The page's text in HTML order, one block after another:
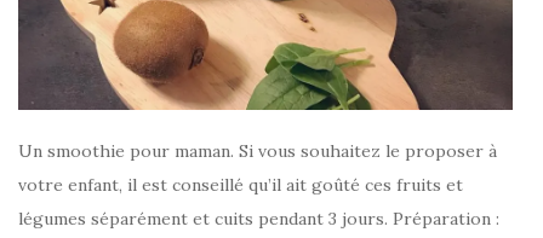
Un smoothie pour maman. Si vous souhaitez le proposer à
votre enfant, il est conseillé qu’il ait goûté ces fruits et
légumes séparément et cuits pendant 3 jours. Préparation :